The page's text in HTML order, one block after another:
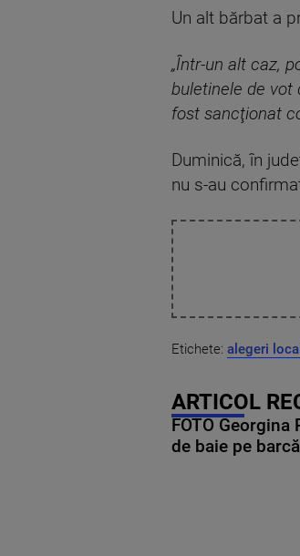
Un alt bărbat a
„Într-un alt caz,
buletinele de vot
fost sancţionat
Duminică, în
nu s-au
Etichete: alegeri
ARTICOL
FOTO
de baie pe barcă